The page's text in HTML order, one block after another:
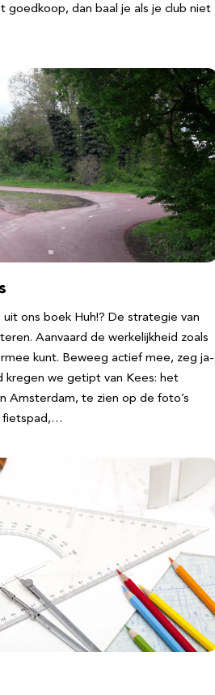
goedkoop, dan baal je als je club niet
ons boek Huh!? De strategie van
Aanvaard de werkelijkheid zoals
kunt. Beweeg actief mee, zeg ja-
kregen we getipt van Kees: het
Amsterdam, te zien op de foto’s
fietspad,…